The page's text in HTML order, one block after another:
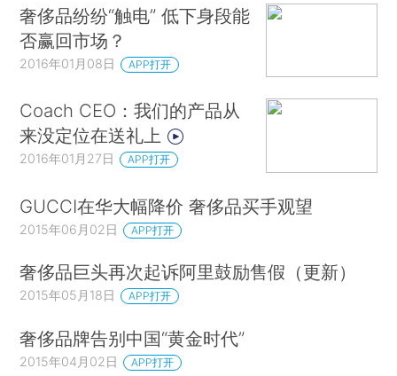
奢侈品纷纷“触电” 低下身段能
否赢回市场？
2016年01月08日 APP打开
Coach CEO：我们的产品从
来没定位在送礼上
2016年01月27日 APP打开
GUCCI在华大幅降价 奢侈品买手观望
2015年06月02日 APP打开
奢侈品巨头再次起诉阿里鼓励售假（更新）
2015年05月18日 APP打开
奢侈品牌告别中国“黄金时代”
2015年04月02日 APP打开